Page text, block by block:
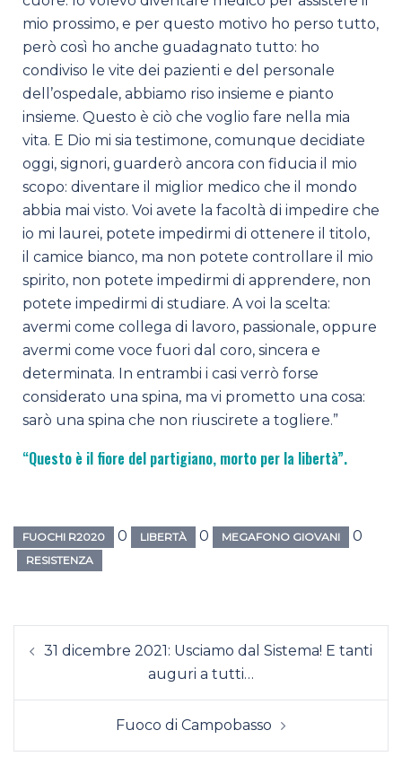
mio prossimo, e per questo motivo ho perso tutto,
però così ho anche guadagnato tutto: ho
condiviso le vite dei pazienti e del personale
dell’ospedale, abbiamo riso insieme e pianto
insieme. Questo è ciò che voglio fare nella mia
vita. E Dio mi sia testimone, comunque decidiate
oggi, signori, guarderò ancora con fiducia il mio
scopo: diventare il miglior medico che il mondo
abbia mai visto. Voi avete la facoltà di impedire che
io mi laurei, potete impedirmi di ottenere il titolo,
il camice bianco, ma non potete controllare il mio
spirito, non potete impedirmi di apprendere, non
potete impedirmi di studiare. A voi la scelta:
avermi come collega di lavoro, passionale, oppure
avermi come voce fuori dal coro, sincera e
determinata. In entrambi i casi verrò forse
considerato una spina, ma vi prometto una cosa:
sarò una spina che non riuscirete a togliere.”
“Questo è il fiore del partigiano, morto per la libertà”.
FUOCHI R2020 0 LIBERTÀ 0 MEGAFONO GIOVANI 0
RESISTENZA
31 dicembre 2021: Usciamo dal Sistema! E tanti
auguri a tutti…
Fuoco di Campobasso